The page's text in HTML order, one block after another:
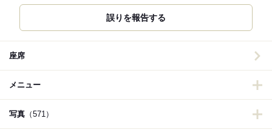
誤りを報告する
座席
メニュー
写真 （571）